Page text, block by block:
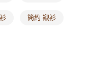
查看運費
簡約 襯衫